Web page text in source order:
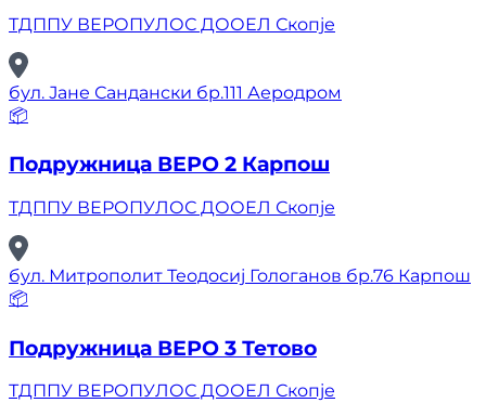
ТДППУ ВЕРОПУЛОС ДООЕЛ Скопје
бул. Јане Сандански бр.111 Аеродром
📦
Подружница ВЕРО 2 Карпош
ТДППУ ВЕРОПУЛОС ДООЕЛ Скопје
бул. Митрополит Теодосиј Гологанов бр.76 Карпош
📦
Подружница ВЕРО 3 Тетово
ТДППУ ВЕРОПУЛОС ДООЕЛ Скопје